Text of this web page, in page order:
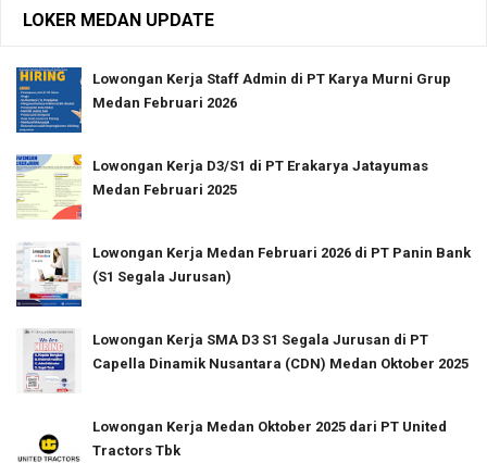
LOKER MEDAN UPDATE
Lowongan Kerja Staff Admin di PT Karya Murni Grup
Medan Februari 2026
Lowongan Kerja D3/S1 di PT Erakarya Jatayumas
Medan Februari 2025
Lowongan Kerja Medan Februari 2026 di PT Panin Bank
(S1 Segala Jurusan)
Lowongan Kerja SMA D3 S1 Segala Jurusan di PT
Capella Dinamik Nusantara (CDN) Medan Oktober 2025
Lowongan Kerja Medan Oktober 2025 dari PT United
Tractors Tbk